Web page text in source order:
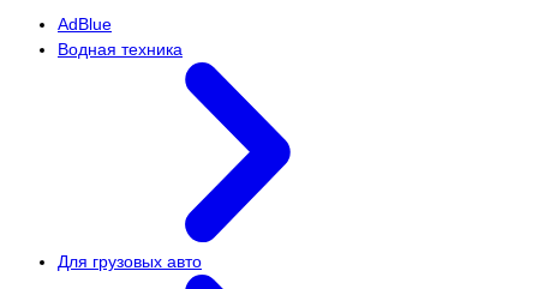
АdBlue
Водная техника
Для грузовых авто